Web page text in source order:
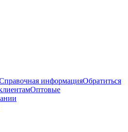
информацияОбратиться
Оптовые